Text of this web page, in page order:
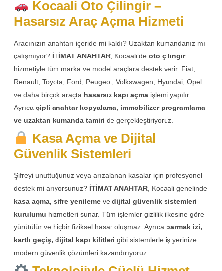
Kocaali Oto Çilingir –
Hasarsız Araç Açma Hizmeti
Aracınızın anahtarı içeride mi kaldı? Uzaktan kumandanız mı
çalışmıyor? İTİMAT ANAHTAR , Kocaali’de oto çilingir
hizmetiyle tüm marka ve model araçlara destek verir. Fiat,
Renault, Toyota, Ford, Peugeot, Volkswagen, Hyundai, Opel
ve daha birçok araçta hasarsız kapı açma işlemi yapılır.
Ayrıca çipli anahtar kopyalama, immobilizer programlama
ve uzaktan kumanda tamiri de gerçekleştiriyoruz.
Kasa Açma ve Dijital
Güvenlik Sistemleri
Şifreyi unuttuğunuz veya arızalanan kasalar için profesyonel
destek mi arıyorsunuz? İTİMAT ANAHTAR , Kocaali genelinde
kasa açma, şifre yenileme ve dijital güvenlik sistemleri
kurulumu hizmetleri sunar. Tüm işlemler gizlilik ilkesine göre
yürütülür ve hiçbir fiziksel hasar oluşmaz. Ayrıca parmak izi,
kartlı geçiş, dijital kapı kilitleri gibi sistemlerle iş yerinize
modern güvenlik çözümleri kazandırıyoruz.